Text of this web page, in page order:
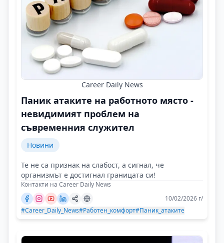
Career Daily News
Паник атаките на работното място -
невидимият проблем на
съвременния служител
Новини
Те не са признак на слабост, а сигнал, че
организмът е достигнал границата си!
Контакти на Career Daily News
10/02/2026 г/
#Career_Daily_News#Работен_комфорт#Паник_атаките